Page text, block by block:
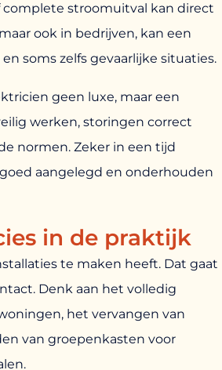
stroomuitval kan direct
ook in bedrijven, kan een
soms zelfs gevaarlijke situaties.
geen luxe, maar een
werken, storingen correct
normen. Zeker in een tijd
aangelegd en onderhouden
in de praktijk
te maken heeft. Dat gaat
Denk aan het volledig
het vervangen van
van groepenkasten voor